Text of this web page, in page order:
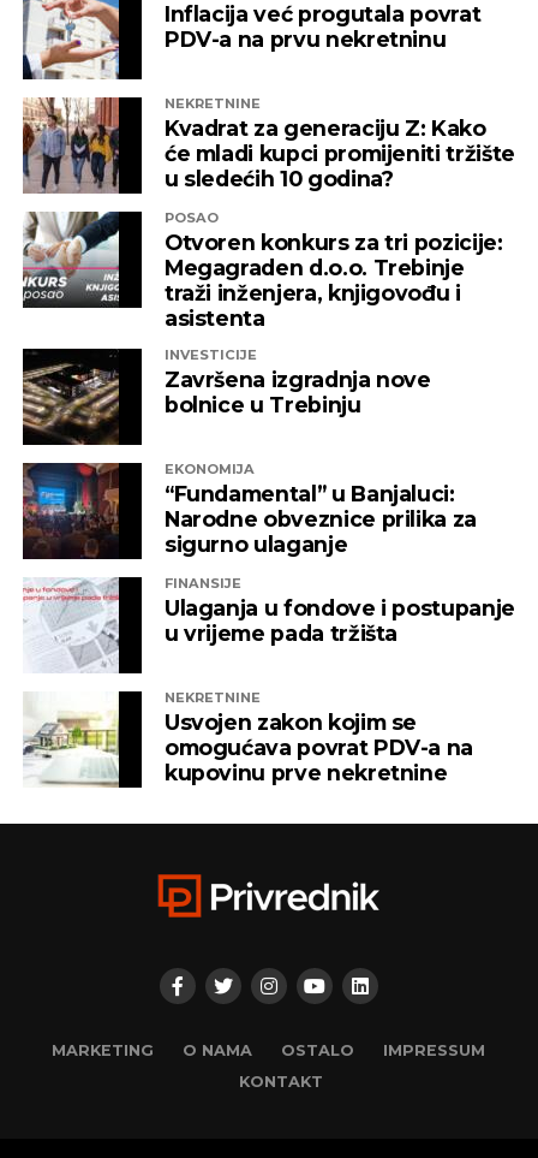
Inflacija već progutala povrat
PDV-a na prvu nekretninu
NEKRETNINE
Kvadrat za generaciju Z: Kako
će mladi kupci promijeniti tržište
u sledećih 10 godina?
POSAO
Otvoren konkurs za tri pozicije:
Megagraden d.o.o. Trebinje
traži inženjera, knjigovođu i
asistenta
INVESTICIJE
Završena izgradnja nove
bolnice u Trebinju
EKONOMIJA
“Fundamental” u Banjaluci:
Narodne obveznice prilika za
sigurno ulaganje
FINANSIJE
Ulaganja u fondove i postupanje
u vrijeme pada tržišta
NEKRETNINE
Usvojen zakon kojim se
omogućava povrat PDV-a na
kupovinu prve nekretnine
MARKETING O NAMA OSTALO
IMPRESSUM
KONTAKT